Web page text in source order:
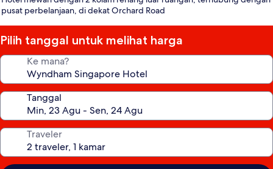
5.0
pusat perbelanjaan, di dekat Orchard Road
Pilih tanggal untuk melihat harga
Ke mana?
Tanggal
Traveler